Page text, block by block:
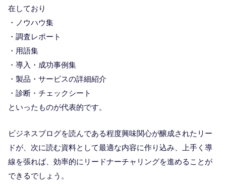
在しており
・ノウハウ集
・調査レポート
・用語集
・導入・成功事例集
・製品・サービスの詳細紹介
・診断・チェックシート
といったものが代表的です。
ビジネスブログを読んである程度興味関心が醸成されたリー
ドが、次に読む資料として最適な内容に作り込み、上手く導
線を張れば、効率的にリードナーチャリングを進めることが
できるでしょう。